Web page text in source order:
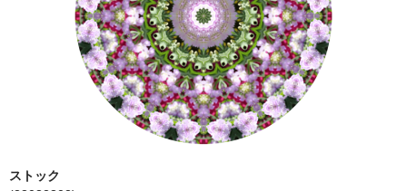
万華鏡画像の購入
銀行振込で決済
クレジット・PayPal決済
ストック